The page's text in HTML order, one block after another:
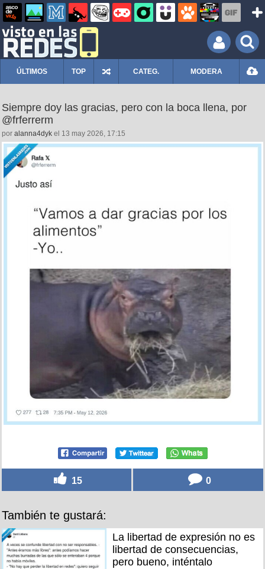
ÚLTIMOS TOP CATEG. MODERA
Siempre doy las gracias, pero con la boca llena, por
@frferrerm
por alanna4dyk el 13 may 2026, 17:15
15 0
También te gustará:
La libertad de expresión no es
libertad de consecuencias,
pero bueno, inténtalo